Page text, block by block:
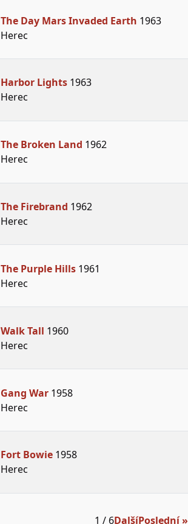
The Day Mars Invaded Earth 1963
Herec
Harbor Lights1963
Herec
The Broken Land 1962
Herec
The Firebrand 1962
Herec
The Purple Hills1961
Herec
Walk Tall 1960
Herec
Gang War1958
Herec
Fort Bowie1958
Herec
1 / 6DalšíPoslední »